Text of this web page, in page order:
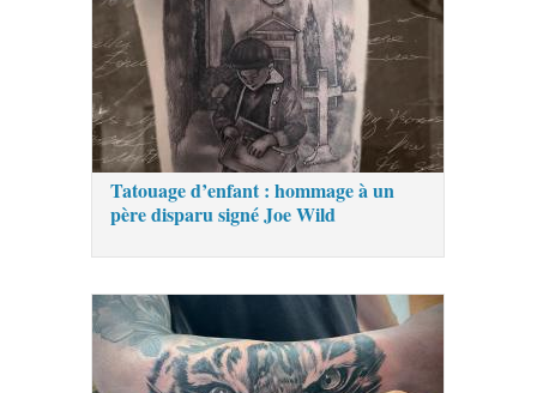
Tatouage d’enfant : hommage à un
père disparu signé Joe Wild